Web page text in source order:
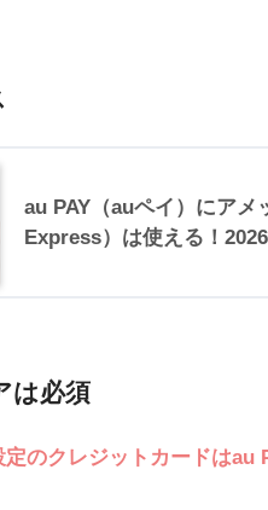
au PAY（auペイ）にア
Express）は使える！
は必須
のクレジットカードはau